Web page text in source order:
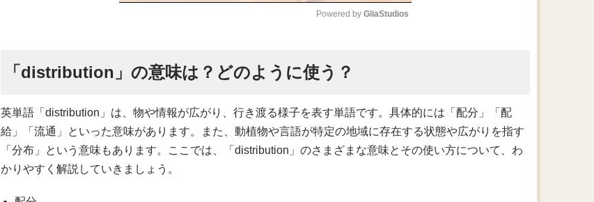
e
Powered by GliaStudios
「distribution」の意味は？どのように使う？
英単語「distribution」は、物や情報が広がり、行き渡る様子を表す単語です。具体的には「配分」「配
給」「流通」といった意味があります。また、動植物や言語が特定の地域に存在する状態や広がりを指す
「分布」という意味もあります。ここでは、「distribution」のさまざまな意味とその使い方について、わ
かりやすく解説していきましょう。